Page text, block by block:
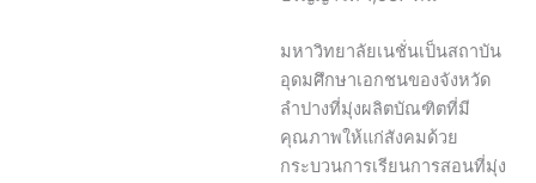
มหาวิทยาลัยเนชั่นเป็นสถาบัน
อุดมศึกษาเอกชนของจังหวัด
ลำปางที่มุ่งผลิตบัณฑิตที่มี
คุณภาพให้แก่สังคมด้วย
กระบวนการเรียนการสอนที่มุ่ง